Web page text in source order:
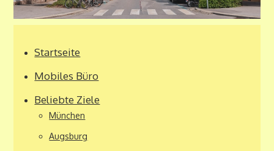
Startseite
Mobiles Büro
Beliebte Ziele
München
Augsburg